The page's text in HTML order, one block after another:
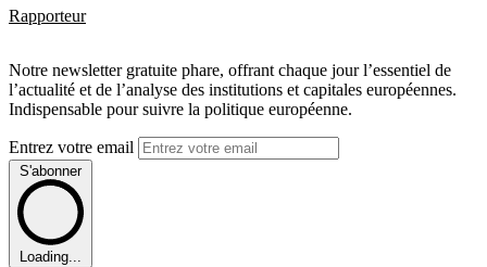
Rapporteur
Notre newsletter gratuite phare, offrant chaque jour l’essentiel de
l’actualité et de l’analyse des institutions et capitales européennes.
Indispensable pour suivre la politique européenne.
Entrez votre email
S'abonner
Loading...